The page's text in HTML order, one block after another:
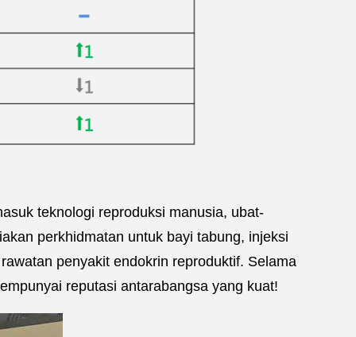
teknologi reproduksi manusia, ubat-
perkhidmatan untuk bayi tabung, injeksi
penyakit endokrin reproduktif. Selama
reputasi antarabangsa yang kuat!